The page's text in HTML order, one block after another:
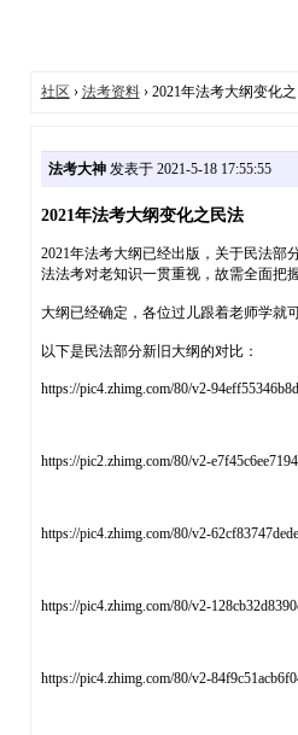
社区 › 法考资料› 2021年法考大纲变化
法考大神发表于 2021-5-18 17:55:55
2021年法考大纲变化之民法
2021年法考大纲已经出版，关于民法部
法法考对老知识一贯重视，故需全面把
大纲已经确定，各位过儿跟着老师学就
以下是民法部分新旧大纲的对比：
https://pic4.zhimg.com/80/v2-
https://pic2.zhimg.com/80/v2-
https://pic4.zhimg.com/80/v2-
https://pic4.zhimg.com/80/v2-
https://pic4.zhimg.com/80/v2-